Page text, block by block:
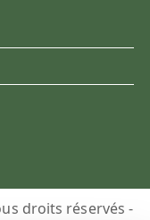
droits réservés -